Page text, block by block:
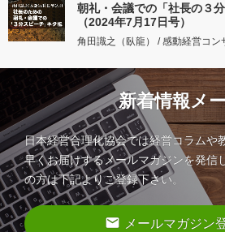
朝礼・会議での「社長の３
（2024年7月17日号）
角田識之（臥龍） / 感動経営コン
新着情報メ
日本経営合理化協会では経営コラムや
早くお届けするメールマガジンを発信
の方は下記よりご登録下さい。
email メールマガジン